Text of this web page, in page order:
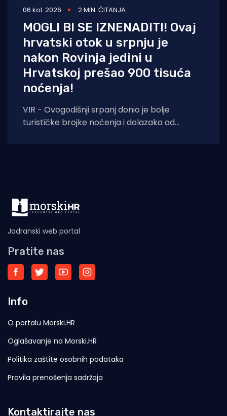
06 kol. 2026 2 MIN. ČITANJA
MOGLI BI SE IZNENADITI! Ovaj
hrvatski otok u srpnju je
nakon Rovinja jedini u
Hrvatskoj prešao 900 tisuća
noćenja!
VIR - Ovogodišnji srpanj donio je bolje
turističke brojke noćenja i dolazaka od
Jadranski web portal
Pratite nas
Info
O portalu Morski.HR
Oglašavanje na Morski.HR
Politika zaštite osobnih podataka
Pravila prenošenja sadržaja
Kontaktirajte nas